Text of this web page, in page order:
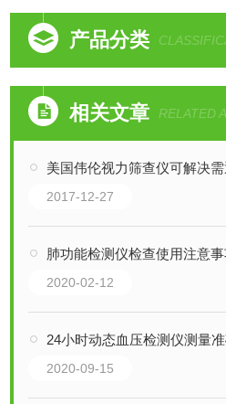
产品分类
相关文章 RELATED
美国伟伦视力筛查仪可解决
2017-12-27
肺功能检测仪检查使用注意
2020-02-12
24小时动态血压检测仪测量
2020-09-15